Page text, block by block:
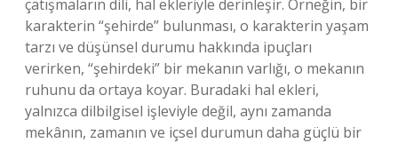
çatışmaların dili, hal ekleriyle derinleşir. Örneğin, bir
karakterin “şehirde” bulunması, o karakterin yaşam
tarzı ve düşünsel durumu hakkında ipuçları
verirken, “şehirdeki” bir mekanın varlığı, o mekanın
ruhunu da ortaya koyar. Buradaki hal ekleri,
yalnızca dilbilgisel işleviyle değil, aynı zamanda
mekânın, zamanın ve içsel durumun daha güçlü bir